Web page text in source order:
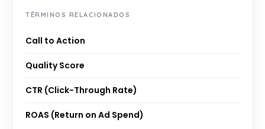
TÉRMINOS RELACIONADOS
Call to Action
Quality Score
CTR (Click-Through Rate)
ROAS (Return on Ad Spend)